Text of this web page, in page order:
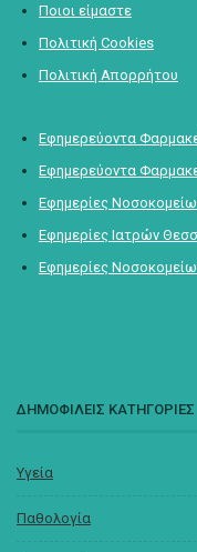
Ποιοι είμαστε
Πολιτική Cookies
Πολιτική Απορρήτου
Εφημερεύοντα
Εφημερεύοντα
Εφημερίες
Εφημερίες Ιατρών
Εφημερίες
ΔΗΜΟΦΙΛΕΙΣ ΚΑΤΗΓΟΡΙΕΣ
Υγεία
Παθολογία